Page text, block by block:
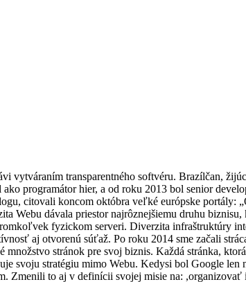
vytváraním transparentného softvéru. Brazílčan,
programátor hier, a od roku 2013 bol senior
citovali koncom októbra veľké európske
Webu dávala priestor najrôznejšiemu druhu
fyzickom serveri. Diverzita infraštruktúry
aj otvorenú súťaž. Po roku 2014 sme začali
stránok pre svoj biznis. Každá stránka,
svoju stratégiu mimo Webu. Kedysi bol Google
to aj v definícii svojej misie na: